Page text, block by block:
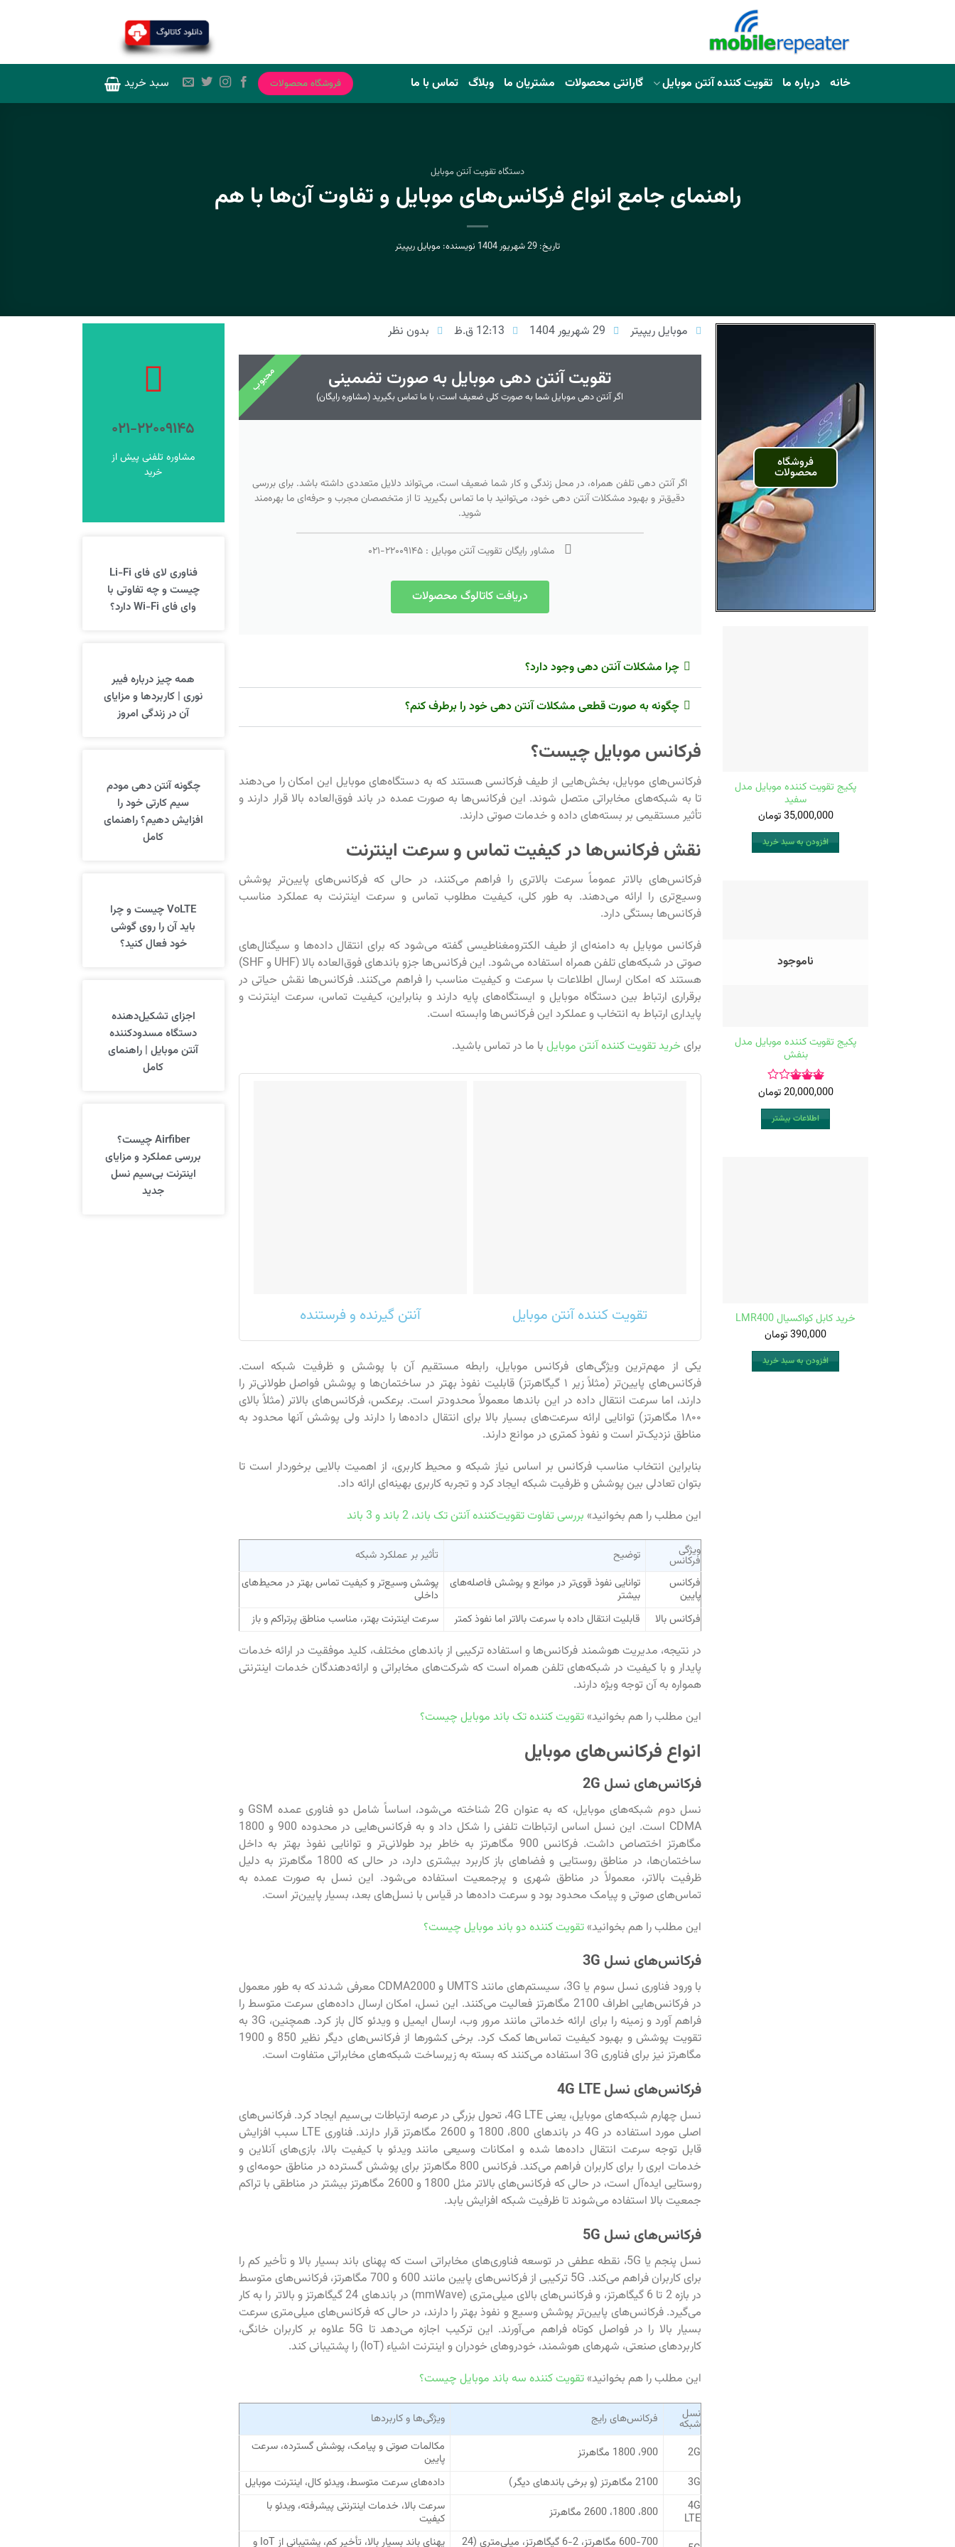
خانه درباره ما تقویت کننده آنتن موبایل گارانتی محصولات مشتریان ما وبلاگ تماس با ما فروشگاه محصولات سبد خرید
دستگاه تقویت آنتن موبایل
راهنمای جامع انواع فرکانس‌های موبایل و تفاوت آن‌ها با هم
تاریخ: 29 شهریور 1404 نویسنده: موبایل ریپیتر
فروشگاه
محصولات
پکیج تقویت کننده موبایل مدل
سفید
35,000,000تومان
افزودن به سبد خرید
ناموجود
پکیج تقویت کننده موبایل مدل
بنفش
امتیاز
3.00
از 5
20,000,000تومان
اطلاعات بیشتر
خرید کابل کواکسیال LMR400
390,000تومان
افزودن به سبد خرید
موبایل ریپیتر 29 شهریور 1404 12:13 ق.ظ بدون نظر
تقویت آنتن دهی موبایل به صورت تضمینی
اگر آنتن دهی موبایل شما به صورت کلی ضعیف است، با ما تماس بگیرید (مشاوره رایگان)
اگر آنتن دهی تلفن همراه، در محل زندگی و کار شما ضعیف است، می‌تواند دلایل متعددی داشته باشد. برای بررسی
دقیق‌تر و بهبود مشکلات آنتن دهی خود، می‌توانید با ما تماس بگیرید تا از متخصصان مجرب و حرفه‌ای ما بهره‌مند
شوید.
مشاور رایگان تقویت آنتن موبایل :۲۲۰۰۹۱۴۵-۰۲۱
دریافت کاتالوگ محصولات
محبوب
چرا مشکلات آنتن دهی وجود دارد؟
چگونه به صورت قطعی مشکلات آنتن دهی خود را برطرف کنم؟
فرکانس موبایل چیست؟
فرکانس‌های موبایل، بخش‌هایی از طیف فرکانسی هستند که به دستگاه‌های موبایل این امکان را می‌دهند
تا به شبکه‌های مخابراتی متصل شوند. این فرکانس‌ها به صورت عمده در باند فوق‌العاده بالا قرار دارند و
تأثیر مستقیمی بر بسته‌های داده و خدمات صوتی دارند.
نقش فرکانس‌ها در کیفیت تماس و سرعت اینترنت
فرکانس‌های بالاتر عموماً سرعت بالاتری را فراهم می‌کنند، در حالی که فرکانس‌های پایین‌تر پوشش
وسیع‌تری را ارائه می‌دهند. به طور کلی، کیفیت مطلوب تماس و سرعت اینترنت به عملکرد مناسب
فرکانس‌ها بستگی دارد.
فرکانس موبایل به دامنه‌ای از طیف الکترومغناطیسی گفته می‌شود که برای انتقال داده‌ها و سیگنال‌های
صوتی در شبکه‌های تلفن همراه استفاده می‌شود. این فرکانس‌ها جزو باندهای فوق‌العاده بالا (UHF و SHF)
هستند که امکان ارسال اطلاعات با سرعت و کیفیت مناسب را فراهم می‌کنند. فرکانس‌ها نقش حیاتی در
برقراری ارتباط بین دستگاه موبایل و ایستگاه‌های پایه دارند و بنابراین، کیفیت تماس، سرعت اینترنت و
پایداری ارتباط به انتخاب و عملکرد این فرکانس‌ها وابسته است.
برای خرید تقویت کننده آنتن موبایلبا ما در تماس باشید.
تقویت کننده آنتن موبایل آنتن گیرنده و فرستنده
یکی از مهم‌ترین ویژگی‌های فرکانس موبایل، رابطه مستقیم آن با پوشش و ظرفیت شبکه است.
فرکانس‌های پایین‌تر (مثلاً زیر ۱ گیگاهرتز) قابلیت نفوذ بهتر در ساختمان‌ها و پوشش فواصل طولانی‌تر را
دارند، اما سرعت انتقال داده در این باندها معمولاً محدودتر است. برعکس، فرکانس‌های بالاتر (مثلاً بالای
۱۸۰۰ مگاهرتز) توانایی ارائه سرعت‌های بسیار بالا برای انتقال داده‌ها را دارند ولی پوشش آنها محدود به
مناطق نزدیک‌تر است و نفوذ کمتری در موانع دارند.
بنابراین انتخاب مناسب فرکانس بر اساس نیاز شبکه و محیط کاربری، از اهمیت بالایی برخوردار است تا
بتوان تعادلی بین پوشش و ظرفیت شبکه ایجاد کرد و تجربه کاربری بهینه‌ای ارائه داد.
این مطلب را هم بخوانید» بررسی تفاوت تقویت‌کننده آنتن تک باند، 2 باند و 3 باند
ویژگی
فرکانس توضیح
تأثیر بر عملکرد شبکه
فرکانس
پایین
توانایی نفوذ قوی‌تر در موانع و پوشش فاصله‌های
بیشتر
پوشش وسیع‌تر و کیفیت تماس بهتر در محیط‌های
داخلی
فرکانس بالا
قابلیت انتقال داده با سرعت بالاتر اما نفوذ کمتر سرعت اینترنت بهتر، مناسب مناطق پرتراکم و باز
در نتیجه، مدیریت هوشمند فرکانس‌ها و استفاده ترکیبی از باندهای مختلف، کلید موفقیت در ارائه خدمات
پایدار و با کیفیت در شبکه‌های تلفن همراه است که شرکت‌های مخابراتی و ارائه‌دهندگان خدمات اینترنتی
همواره به آن توجه ویژه دارند.
این مطلب را هم بخوانید» تقویت کننده تک باند موبایل چیست؟
انواع فرکانس‌های موبایل
فرکانس‌های نسل 2G
نسل دوم شبکه‌های موبایل، که به عنوان 2G شناخته می‌شود، اساساً شامل دو فناوری عمده GSM و
CDMA است. این نسل اساس ارتباطات تلفنی را شکل داد و به فرکانس‌هایی در محدوده 900 و 1800
مگاهرتز اختصاص داشت. فرکانس 900 مگاهرتز به خاطر برد طولانی‌تر و توانایی نفوذ بهتر به داخل
ساختمان‌ها، در مناطق روستایی و فضاهای باز کاربرد بیشتری دارد، در حالی که 1800 مگاهرتز به دلیل
ظرفیت بالاتر، معمولاً در مناطق شهری و پرجمعیت استفاده می‌شود. این نسل به صورت عمده به
تماس‌های صوتی و پیامک محدود بود و سرعت داده‌ها در قیاس با نسل‌های بعد، بسیار پایین‌تر است.
این مطلب را هم بخوانید» تقویت کننده دو باند موبایل چیست؟
فرکانس‌های نسل 3G
با ورود فناوری نسل سوم یا 3G، سیستم‌های مانند UMTS و CDMA2000 معرفی شدند که به طور معمول
در فرکانس‌هایی اطراف 2100 مگاهرتز فعالیت می‌کنند. این نسل، امکان ارسال داده‌های سرعت متوسط را
فراهم آورد و زمینه را برای ارائه خدماتی مانند مرور وب، ارسال ایمیل و ویدئو کال باز کرد. همچنین، 3G به
تقویت پوشش و بهبود کیفیت تماس‌ها کمک کرد. برخی کشورها از فرکانس‌های دیگر نظیر 850 و 1900
مگاهرتز نیز برای فناوری 3G استفاده می‌کنند که بسته به زیرساخت شبکه‌های مخابراتی متفاوت است.
فرکانس‌های نسل 4G LTE
نسل چهارم شبکه‌های موبایل، یعنی 4G LTE، تحول بزرگی در عرصه ارتباطات بی‌سیم ایجاد کرد. فرکانس‌های
اصلی مورد استفاده در 4G در باندهای 800، 1800 و 2600 مگاهرتز قرار دارند. فناوری LTE سبب افزایش
قابل توجه سرعت انتقال داده‌ها شده و امکانات وسیعی مانند ویدئو با کیفیت بالا، بازی‌های آنلاین و
خدمات ابری را برای کاربران فراهم می‌کند. فرکانس 800 مگاهرتز برای پوشش گسترده در مناطق حومه‌ای و
روستایی ایده‌آل است، در حالی که فرکانس‌های بالاتر مثل 1800 و 2600 مگاهرتز بیشتر در مناطقی با تراکم
جمعیت بالا استفاده می‌شوند تا ظرفیت شبکه افزایش یابد.
فرکانس‌های نسل 5G
نسل پنجم یا 5G، نقطه عطفی در توسعه فناوری‌های مخابراتی است که پهنای باند بسیار بالا و تأخیر کم را
برای کاربران فراهم می‌کند. 5G ترکیبی از فرکانس‌های پایین مانند 600 و 700 مگاهرتز، فرکانس‌های متوسط
در بازه 2 تا 6 گیگاهرتز، و فرکانس‌های بالای میلی‌متری (mmWave) در باندهای 24 گیگاهرتز و بالاتر را به کار
می‌گیرد. فرکانس‌های پایین‌تر پوشش وسیع و نفوذ بهتر را دارند، در حالی که فرکانس‌های میلی‌متری سرعت
بسیار بالا را در فواصل کوتاه فراهم می‌آورند. این ترکیب اجازه می‌دهد تا 5G علاوه بر کاربران خانگی،
کاربردهای صنعتی، شهرهای هوشمند، خودروهای خودران و اینترنت اشیاء (IoT) را پشتیبانی کند.
این مطلب را هم بخوانید» تقویت کننده سه باند موبایل چیست؟
نسل
شبکه فرکانس‌های رایج ویژگی‌ها و کاربردها
2G 900، 1800 مگاهرتز مکالمات صوتی و پیامک، پوشش گسترده، سرعت
پایین
3G
2100 مگاهرتز (و برخی باندهای دیگر)
داده‌های سرعت متوسط، ویدئو کال، اینترنت موبایل
4G
LTE 800، 1800، 2600 مگاهرتز سرعت بالا، خدمات اینترنتی پیشرفته، ویدئو با
کیفیت
600-700 مگاهرتز، 2-6 گیگاهرتز، میلی‌متری (24 پهنای باند بسیار بالا، تأخیر کم، پشتیبانی از IoT و
۰۲۱-۲۲۰۰۹۱۴۵
مشاوره تلفنی پیش از
خرید
خرید آنلاین
فروشگاه شوید
ورود به
فناوری لای فای Li-Fi
چیست و چه تفاوتی با
وای فای Wi-Fi دارد؟
همه چیز درباره فیبر
نوری | کاربردها و مزایای
آن در زندگی امروز
چگونه آنتن دهی مودم
سیم کارتی خود را
افزایش دهیم؟ راهنمای
کامل
VoLTE چیست و چرا
باید آن را روی گوشی
خود فعال کنید؟
اجزای تشکیل‌دهنده
دستگاه مسدودکننده
آنتن موبایل | راهنمای
کامل
Airfiber چیست؟
بررسی عملکرد و مزایای
اینترنت بی‌سیم نسل
جدید